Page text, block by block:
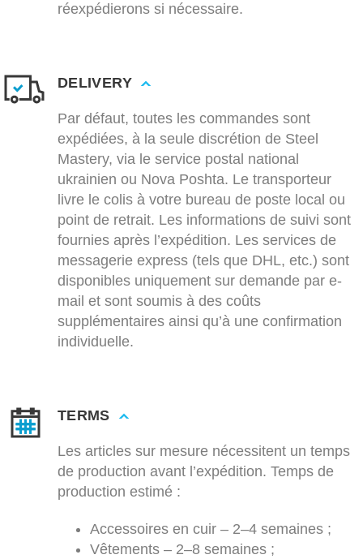
réexpédierons si nécessaire.
DELIVERY
Par défaut, toutes les commandes sont
expédiées, à la seule discrétion de Steel
Mastery, via le service postal national
ukrainien ou Nova Poshta. Le transporteur
livre le colis à votre bureau de poste local ou
point de retrait. Les informations de suivi sont
fournies après l’expédition. Les services de
messagerie express (tels que DHL, etc.) sont
disponibles uniquement sur demande par e-
mail et sont soumis à des coûts
supplémentaires ainsi qu’à une confirmation
individuelle.
TERMS
Les articles sur mesure nécessitent un temps
de production avant l’expédition. Temps de
production estimé :
Accessoires en cuir – 2–4 semaines ;
Vêtements – 2–8 semaines ;